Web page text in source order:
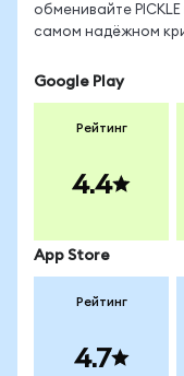
обменивайте
самом надёжном
Google Play
Рейтинг
4.4
App Store
Рейтинг
4.7